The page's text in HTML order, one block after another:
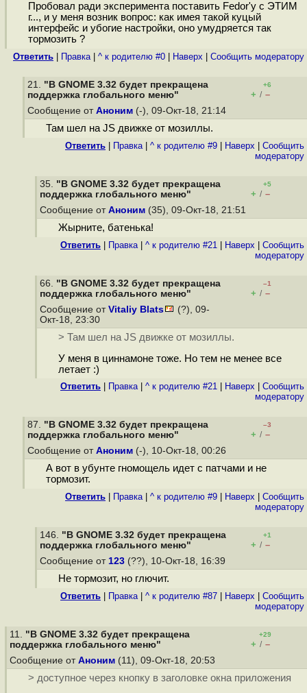
Пробовал ради эксперимента поставить Fedor'у с ЭТИМ
г..., и у меня возник вопрос: как имея такой куцый
интерфейс и убогие настройки, оно умудряется так
тормозить ?
Ответить Правка| ^ к родителю #0 Наверх Cообщить модератору
21. "В GNOME 3.32 будет прекращена
поддержка глобального меню"
+6
+ / –
Сообщение от Аноним (-), 09-Окт-18, 21:14
Там шел на JS движке от мозиллы.
Ответить Правка| ^ к родителю #9 Наверх
Cообщить
модератору
35. "В GNOME 3.32 будет прекращена
поддержка глобального меню"
+5
+ / –
Сообщение от Аноним (35), 09-Окт-18, 21:51
Жырните, батенька!
Ответить Правка| ^ к родителю #21 Наверх
Cообщить
модератору
66. "В GNOME 3.32 будет прекращена
поддержка глобального меню"
–1
+ / –
Сообщение от Vitaliy Blats
(?), 09-
Окт-18, 23:30
> Там шел на JS движке от мозиллы.
У меня в циннамоне тоже. Но тем не менее все
летает :)
Ответить Правка| ^ к родителю #21 Наверх
Cообщить
модератору
87. "В GNOME 3.32 будет прекращена
поддержка глобального меню"
–3
+ / –
Сообщение от Аноним (-), 10-Окт-18, 00:26
А вот в убунте гномощель идет с патчами и не
тормозит.
Ответить Правка| ^ к родителю #9 Наверх
Cообщить
модератору
146. "В GNOME 3.32 будет прекращена
поддержка глобального меню"
+1
+ / –
Сообщение от 123 (??), 10-Окт-18, 16:39
Не тормозит, но глючит.
Ответить Правка| ^ к родителю #87 Наверх
Cообщить
модератору
11. "В GNOME 3.32 будет прекращена
поддержка глобального меню"
+29
+ / –
Сообщение от Аноним (11), 09-Окт-18, 20:53
> доступное через кнопку в заголовке окна приложения